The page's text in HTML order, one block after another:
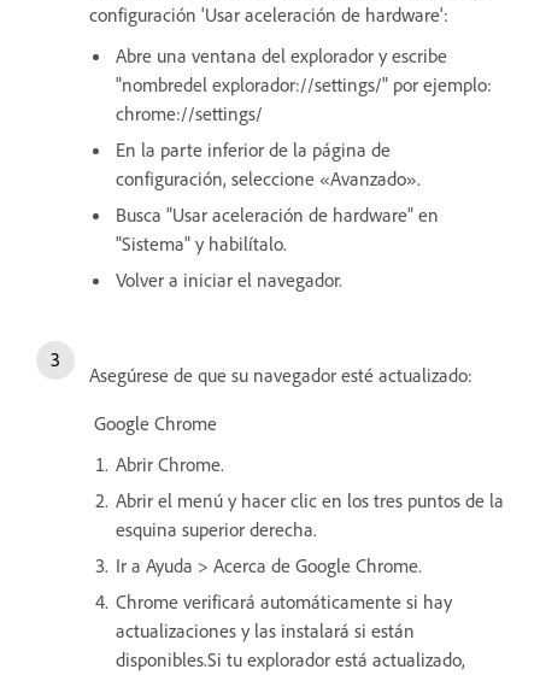
configuración 'Usar aceleración de hardware':
Abre una ventana del explorador y escribe
"nombredel explorador://settings/" por ejemplo:
chrome://settings/
En la parte inferior de la página de
configuración, seleccione «Avanzado».
Busca "Usar aceleración de hardware" en
"Sistema" y habilítalo.
Volver a iniciar el navegador.
Asegúrese de que su navegador esté actualizado:
Google Chrome
Abrir Chrome.
Abrir el menú y hacer clic en los tres puntos de la
esquina superior derecha.
Ir a Ayuda > Acerca de Google Chrome.
Chrome verificará automáticamente si hay
actualizaciones y las instalará si están
disponibles.Si tu explorador está actualizado,